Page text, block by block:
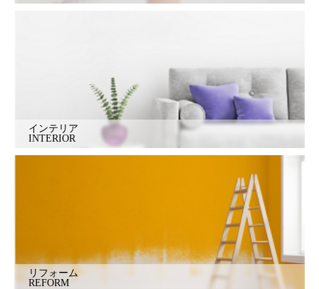
インテリア
INTERIOR
リフォーム
REFORM